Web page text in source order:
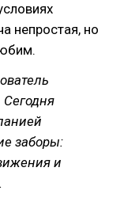
непростая, но
Сегодня
заборы:
и